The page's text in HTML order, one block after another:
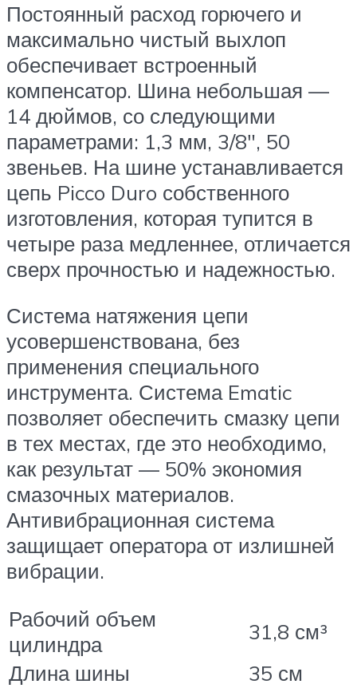
Постоянный расход горючего и
максимально чистый выхлоп
обеспечивает встроенный
компенсатор. Шина небольшая —
14 дюймов, со следующими
параметрами: 1,3 мм, 3/8″, 50
звеньев. На шине устанавливается
цепь Picco Duro собственного
изготовления, которая тупится в
четыре раза медленнее, отличается
сверх прочностью и надежностью.
Система натяжения цепи
усовершенствована, без
применения специального
инструмента. Система Ematic
позволяет обеспечить смазку цепи
в тех местах, где это необходимо,
как результат — 50% экономия
смазочных материалов.
Антивибрационная система
защищает оператора от излишней
вибрации.
Рабочий объем
цилиндра
31,8 см³
Длина шины
35 см